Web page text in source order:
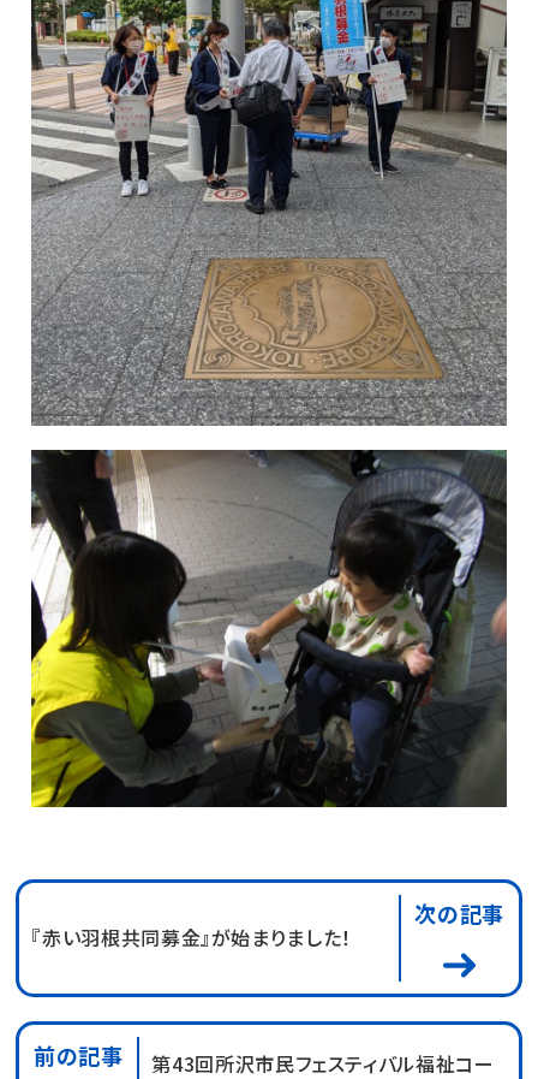
前の記事
第43回所沢市民フェスティバル福祉コー
『赤い羽根共同募金』が始まりました！
次の記事